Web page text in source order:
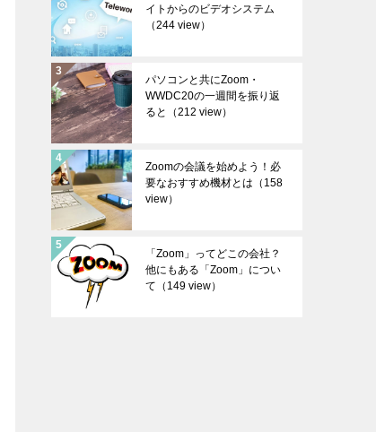
イトからのビデオシステム
（244 view）
パソコンと共にZoom・
WWDC20の一週間を振り返
ると
（212 view）
Zoomの会議を始めよう！必
要なおすすめ機材とは （158
view）
「Zoom」ってどこの会社？
他にもある「Zoom」につい
て （149 view）